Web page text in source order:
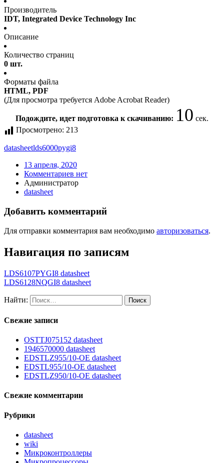
Производитель
IDT, Integrated Device Technology Inc
Описание
Количество страниц
0 шт.
Форматы файла
HTML, PDF
(Для просмотра требуется Adobe Acrobat Reader)
Подождите, идет подготовка к скачиванию: 10 сек.
Просмотрено: 213
datasheetlds6000pygi8
13 апреля, 2020
Комментариев нет
Администратор
datasheet
Добавить комментарий
Для отправки комментария вам необходимо авторизоваться.
Навигация по записям
LDS6107PYGI8 datasheet
LDS6128NQGI8 datasheet
Найти:
Свежие записи
OSTTJ075152 datasheet
1946570000 datasheet
EDSTLZ955/10-OE datasheet
EDSTL955/10-OE datasheet
EDSTLZ950/10-OE datasheet
Свежие комментарии
Рубрики
datasheet
wiki
Микроконтроллеры